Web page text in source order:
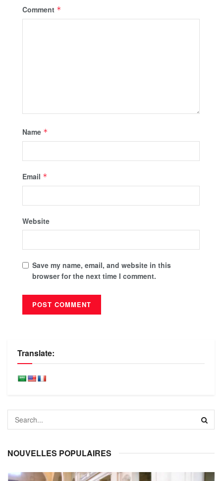
Comment *
Name *
Email *
Website
Save my name, email, and website in this
browser for the next time I comment.
Translate:
NOUVELLES POPULAIRES